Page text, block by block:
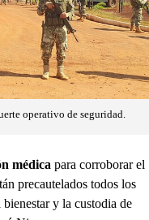
operativo de seguridad.
médica para corroborar el
precautelados todos los
bienestar y la custodia de